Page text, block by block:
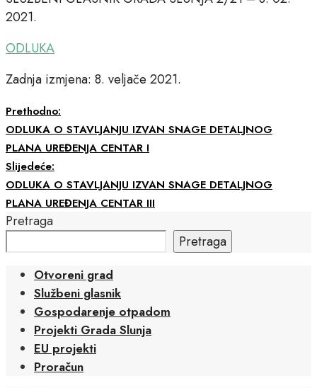
2021.
ODLUKA
Zadnja izmjena: 8. veljače 2021.
Prethodno:
ODLUKA O STAVLJANJU IZVAN SNAGE DETALJNOG
PLANA UREĐENJA CENTAR I
Slijedeće:
ODLUKA O STAVLJANJU IZVAN SNAGE DETALJNOG
PLANA UREĐENJA CENTAR III
Pretraga
Pretraga
Otvoreni grad
Službeni glasnik
Gospodarenje otpadom
Projekti Grada Slunja
EU projekti
Proračun